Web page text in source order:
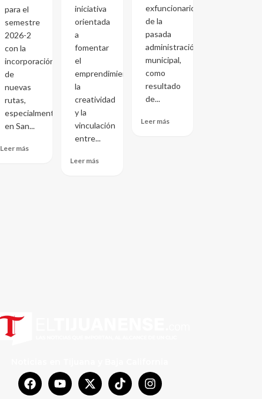
para el
semestre
2026-2
con la
incorporación
de
nuevas
rutas,
especialmente
en San...
Leer más
iniciativa
orientada
a
fomentar
el
emprendimiento,
la
creatividad
y la
vinculación
entre...
Leer más
exfuncionarios
de la
pasada
administración
municipal,
como
resultado
de...
Leer más